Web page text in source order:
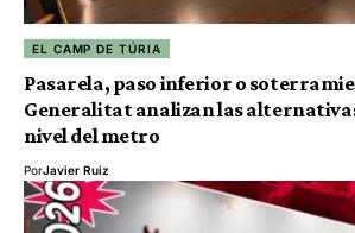
EL CAMP DE TÚRIA
Pasarela, paso inferior o
Generalitat analizan las
nivel del metro
PorJavier Ruiz